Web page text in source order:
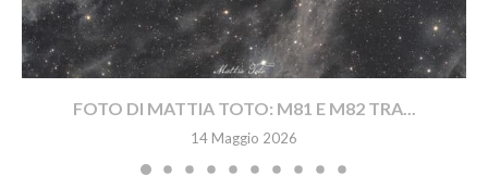
FOTO DI MATTIA TOTO: M81 E M82 TRA...
14 Maggio 2026